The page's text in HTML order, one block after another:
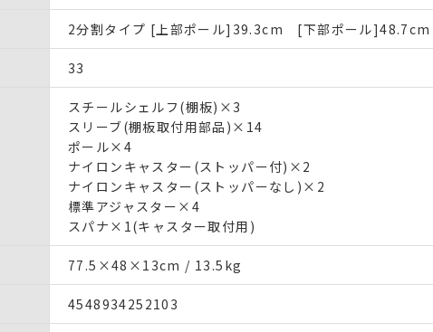
2分割タイプ [上部ポール]39.3cm [下部ポール]48.7cm
33
スチールシェルフ(棚板)×3
スリーブ(棚板取付用部品)×14
ポール×4
ナイロンキャスター(ストッパー付)×2
ナイロンキャスター(ストッパーなし)×2
標準アジャスター×4
スパナ×1(キャスター取付用)
77.5×48×13cm / 13.5kg
4548934252103